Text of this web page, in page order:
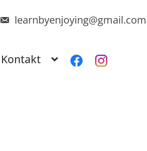
learnbyenjoying@gmail.com
Kontakt